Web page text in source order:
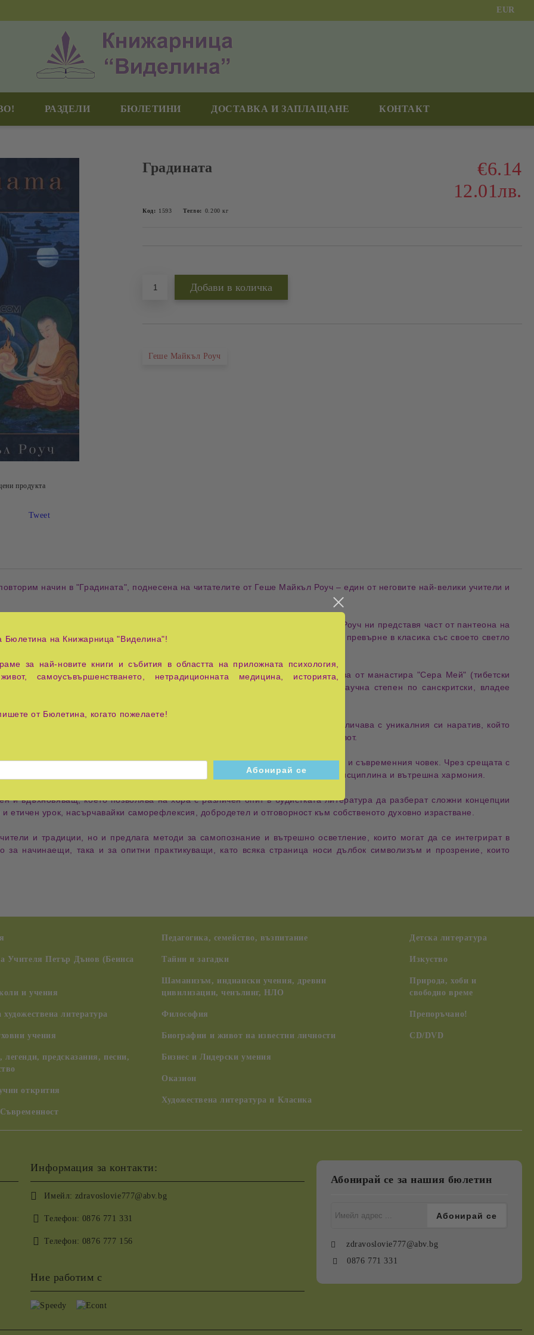
EUR
РАЗДЕЛИ БЮЛЕТИНИ ДОСТАВКА И ЗАПЛАЩАНЕ КОНТАКТ
Градината
€6.14
12.01лв.
Код: 1593 Тегло: 0.200 кг
Геше Майкъл Роуч
продукта
Tweet
начин в "Градината", поднесена на читателите от Геше Майкъл Роуч – един от неговите най-велики учители и
Майкъл Роуч ни представя част от пантеона на
наличните днесбудистки произведения " е предопределена да се превърне в класика със своето светло
университетаПринстън, а титлата "Геше" (майстор на Будизма) получава от манастира "Сера Мей" (тибетски
обучение научна степен по санскритски , владее
е . Книгата се отличава с уникалния си наратив , който
на читателя как ежедневния живот.
, служи катосимволичен мостмеждутрадиционната тибетска практика
и съвременния човек. Чрез срещата с
получава достъп до , включителносъзерцание, дисциплина и вътрешна хармония
ивдъхновяващ, което позволява на хора с различен опит вбудистката литература да разберат сложни концепции
и етичен урок , насърчавайки саморефлексия, добродетел и отговорност към собственото духовно израстване
и традиции , но и предлага методи за самопознание и вътрешно осветление
, които могат да се интегрират в
за начинаещи , така и заопитни практикуващи , като всяка страница носи дълбок символизъм и прозрение
, които
Учителя Петър Дънов (Беинса
и учения
художествена литература
учения
предсказания, песни,
открития
Педагогика, семейство, възпитание
Тайни и загадки
Шаманизъм, индиански учения, древни
цивилизации, ченълинг, НЛО
Философия
Биографии и живот на известни личности
Бизнес и Лидерски умения
Оказион
Художествена литература и Класика
Детска литература
Изкуство
Природа, хоби и
свободно време
Препоръчано!
CD/DVD
Информация за контакти:
Имейл: zdravoslovie777@abv.bg
Телефон: 0876 771 331
Телефон: 0876 777 156
Ние работим с
Абонирай се за нашия бюлетин
zdravoslovie777@abv.bg
0876 771 331
Бюлетина на Книжарница "Виделина"!
за най-новите книги и събития в областта на приложната психология,
самоусъвършенстването, нетрадиционната медицина, историята,
от Бюлетина, когато пожелаете!